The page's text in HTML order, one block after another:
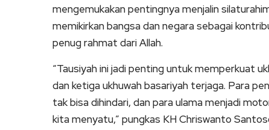
mengemukakan pentingnya menjalin
memikirkan bangsa dan negara sebagai
penug rahmat dari Allah.
“Tausiyah ini jadi penting untuk memperkuat
dan ketiga ukhuwah basariyah terjaga. Para
tak bisa dihindari, dan para ulama menjadi
kita menyatu,” pungkas KH Chriswanto